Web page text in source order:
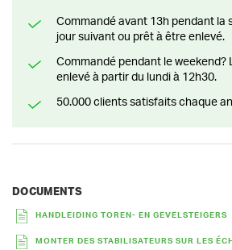
Commandé avant 13h pendant la semaine? Livré le
jour suivant ou prêt à être enlevé.
Commandé pendant le weekend? Livré ou prêt à être
enlevé à partir du lundi à 12h30.
50.000 clients satisfaits chaque
DOCUMENTS
HANDLEIDING TOREN- EN GEVELSTEIGERS
MONTER DES STABILISATEURS SUR LES